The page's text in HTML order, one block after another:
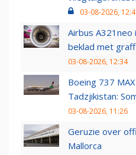
03-08-2026,
Airbus A321neo
beklad met
03-08-2026, 12:34
Boeing 737
Tadzjikistan:
03-08-2026, 11:26
Geruzie over
Mallorca